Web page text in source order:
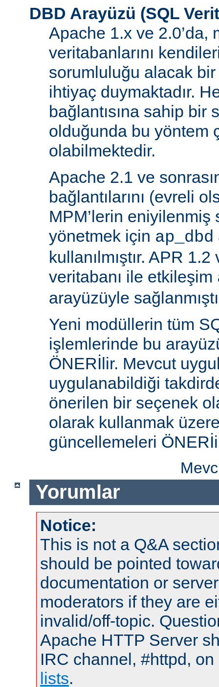
DBD Arayüzü (SQL
Apache 1.x ve 2.0’da,
veritabanlarını
sorumluluğu alacak bir
ihtiyaç duymaktadır.
bağlantısına sahip bir
olduğunda bu yöntem
olabilmektedir.
Apache 2.1 ve
bağlantılarını (evreli
MPM’lerin
yönetmek için ap_dbd
kullanılmıştır. APR
veritabanı ile etkileşim
arayüzüyle
Yeni modüllerin tüm
işlemlerinde bu
ÖNERİlir. Mevcut
uygulanabildiği
önerilen bir seçenek
olarak kullanmak
güncellemeleri
Yorumlar
Notice:
This is not a Q&A
should be pointed
documentation or
moderators if they are
invalid/off-topic.
Apache HTTP Server
IRC channel, #httpd,
lists.